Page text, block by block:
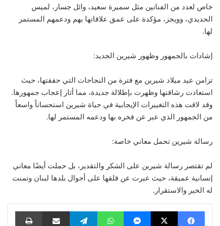
خاص لعدد من الفنانين مثل سميرة سعيد، وائل جسار، لميس
الحديدي، وويجز، مؤكدة على عمق علاقاتها بهم ودعمهم المستمر
لها.
إشادات بالجمهور وظهور شيرين الجديد:
تزامن عيد ميلاد شيرين مع فترة من النجاحات التي حققتها، حيث
استعادت رشاقتها وظهرت بإطلالة جديدة، مما أثار إعجاب جمهورها.
وقد لاقت هذه التغييرات الإيجابية في حياة شيرين استحساناً واسعاً
من الجمهور الذي عبر عن فخره بها ودعمه المستمر لها.
رسالة شيرين تحمل معاني خاصة:
لم تقتصر رسالة شيرين على الشكر والتقدير، بل حملت أيضًا معاني
إنسانية عميقة، حيث عبرت عن قلقها على أحوال بلدها لبنان وتمنت
له الخير والاستقرار.
فيسبوك ‫X ماسنجر واتساب تيلقرام مشاركة عبر البريد طباعة